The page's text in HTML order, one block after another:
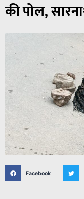
की पोल,
Facebook